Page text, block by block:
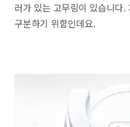
러가 있는 고무링이 있습니다
구분하기 위함인데요.